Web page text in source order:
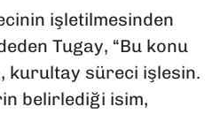
işletilmesinden
Tugay, “Bu konu
kurultay süreci işlesin.
belirlediği isim,